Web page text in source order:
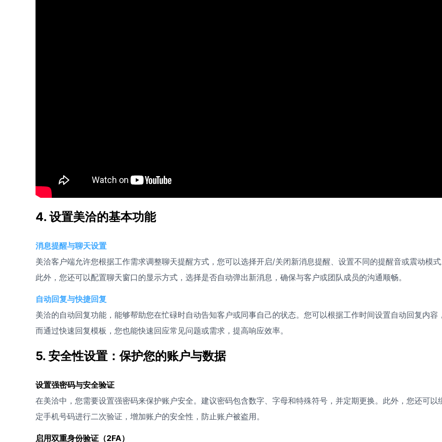
4. 设置美洽的基本功能
消息提醒与聊天设置
美洽客户端允许您根据工作需求调整聊天提醒方式，您可以选择开启/关闭新消息提醒、设置不同的提醒音或震动模式
此外，您还可以配置聊天窗口的显示方式，选择是否自动弹出新消息，确保与客户或团队成员的沟通顺畅。
自动回复与快捷回复
美洽的自动回复功能，能够帮助您在忙碌时自动告知客户或同事自己的状态。您可以根据工作时间设置自动回复内容，
而通过快速回复模板，您也能快速回应常见问题或需求，提高响应效率。
5. 安全性设置：保护您的账户与数据
设置强密码与安全验证
在美洽中，您需要设置强密码来保护账户安全。建议密码包含数字、字母和特殊符号，并定期更换。此外，您还可以
定手机号码进行二次验证，增加账户的安全性，防止账户被盗用。
启用双重身份验证（2FA）